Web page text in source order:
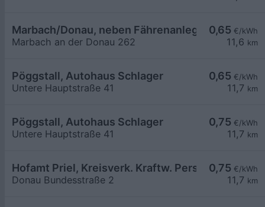
0,65 €/kWh
11,6 km
Marbach/Donau, neben Fährenanlegestelle
Marbach an der Donau 262
0,65 €/kWh
11,7 km
Pöggstall, Autohaus Schlager
Untere Hauptstraße 41
0,75 €/kWh
11,7 km
Pöggstall, Autohaus Schlager
Untere Hauptstraße 41
0,75 €/kWh
11,7 km
Hofamt Priel, Kreisverk. Kraftw. Persenbeug
Donau Bundesstraße 2